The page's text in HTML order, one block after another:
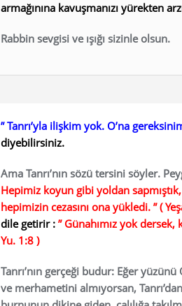
armağınına kavuşmanızı yürekten
Rabbin sevgisi ve ışığı sizinle olsun.
” Tanrı’yla ilişkim yok. O’na
diyebilirsiniz.
Ama Tanrı’nın sözü tersini söyler.
Hepimiz koyun gibi yoldan
hepimizin cezasını ona yükledi. ” (
dile getirir : ” Günahımız yok
Yu. 1:8 )
Tanrı’nın gerçeği budur: Eğer
ve merhametini almıyorsan,